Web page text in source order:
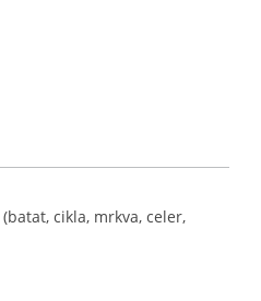
cikla, mrkva, celer,